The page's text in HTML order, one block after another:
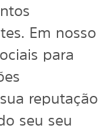
Em nosso
para
reputação
seu seu